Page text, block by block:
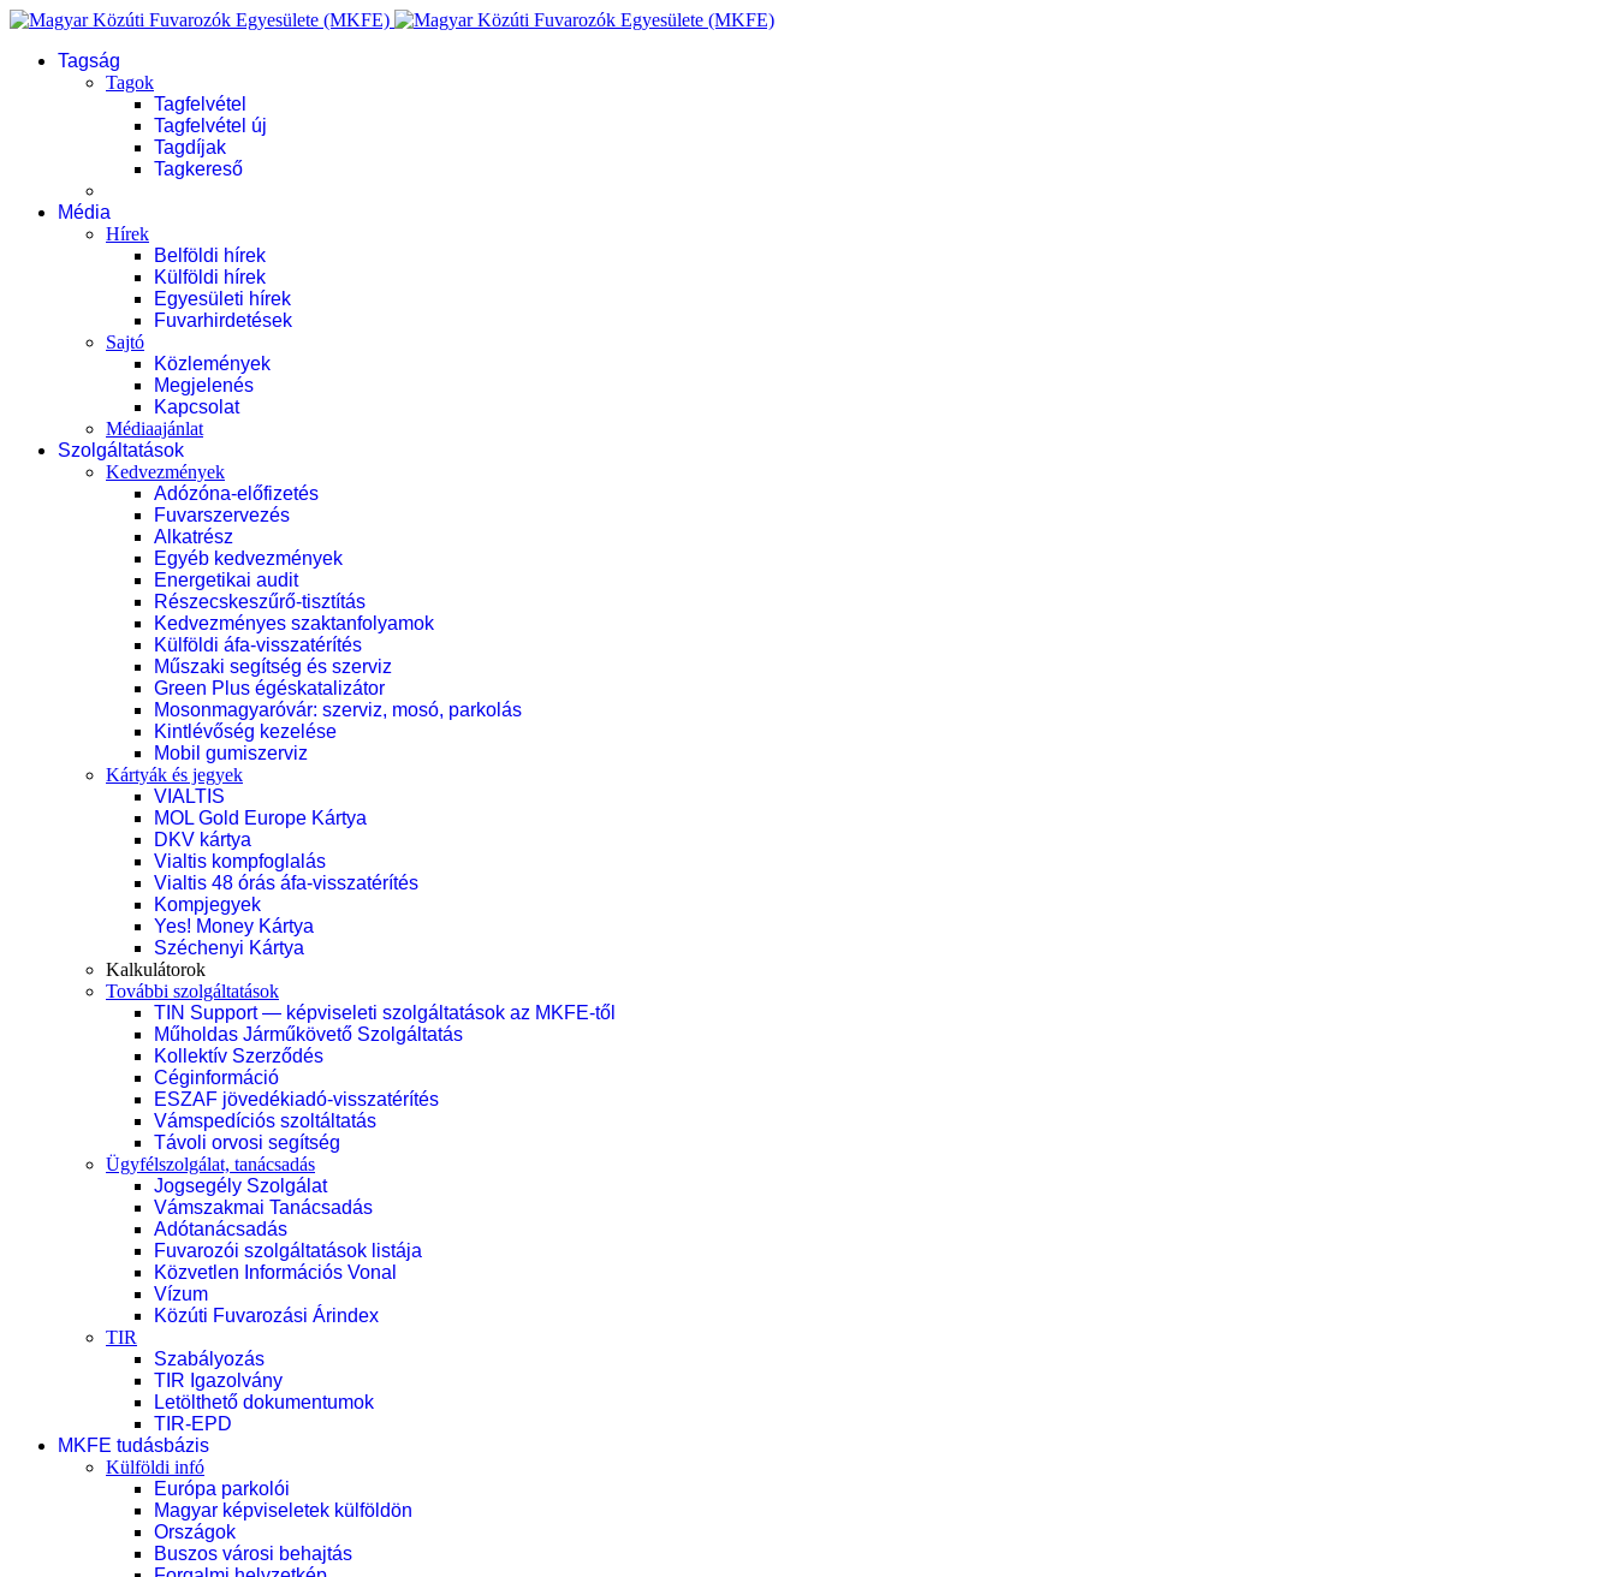
Tagság
Tagok
Tagfelvétel
Tagfelvétel új
Tagdíjak
Tagkereső
Média
Hírek
Belföldi hírek
Külföldi hírek
Egyesületi hírek
Fuvarhirdetések
Sajtó
Közlemények
Megjelenés
Kapcsolat
Médiaajánlat
Szolgáltatások
Kedvezmények
Adózóna-előfizetés
Fuvarszervezés
Alkatrész
Egyéb kedvezmények
Energetikai audit
Részecskeszűrő-tisztítás
Kedvezményes szaktanfolyamok
Külföldi áfa-visszatérítés
Műszaki segítség és szerviz
Green Plus égéskatalizátor
Mosonmagyaróvár: szerviz, mosó, parkolás
Kintlévőség kezelése
Mobil gumiszerviz
Kártyák és jegyek
VIALTIS
MOL Gold Europe Kártya
DKV kártya
Vialtis kompfoglalás
Vialtis 48 órás áfa-visszatérítés
Kompjegyek
Yes! Money Kártya
Széchenyi Kártya
Kalkulátorok
További szolgáltatások
TIN Support — képviseleti szolgáltatások az MKFE-től
Műholdas Járműkövető Szolgáltatás
Kollektív Szerződés
Céginformáció
ESZAF jövedékiadó-visszatérítés
Vámspedíciós szoltáltatás
Távoli orvosi segítség
Ügyfélszolgálat, tanácsadás
Jogsegély Szolgálat
Vámszakmai Tanácsadás
Adótanácsadás
Fuvarozói szolgáltatások listája
Közvetlen Információs Vonal
Vízum
Közúti Fuvarozási Árindex
TIR
Szabályozás
TIR Igazolvány
Letölthető dokumentumok
TIR-EPD
MKFE tudásbázis
Külföldi infó
Európa parkolói
Magyar képviseletek külföldön
Országok
Buszos városi behajtás